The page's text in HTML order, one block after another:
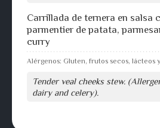
Carrillada de ternera en salsa
parmentier de patata,
curry
Alérgenos: Gluten, frutos secos, lácteos
Tender veal cheeks stew.
dairy and celery).